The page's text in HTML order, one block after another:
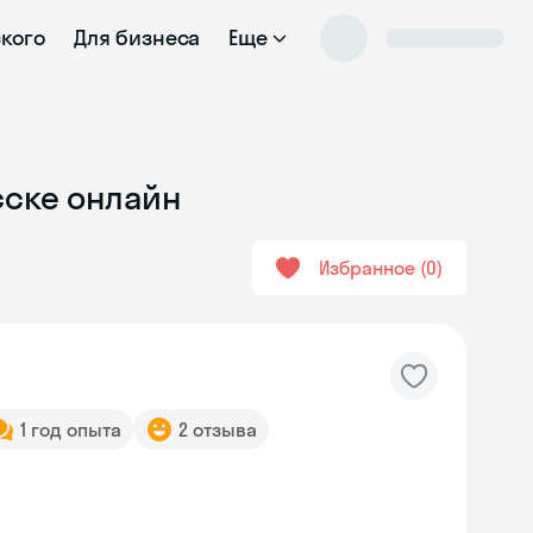
Для бизнеса Еще
онлайн
Избранное 0
1 год опыта 2 отзыва